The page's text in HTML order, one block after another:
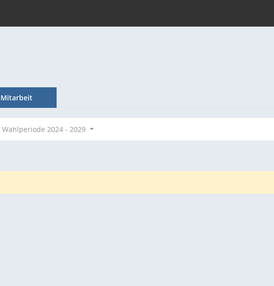
Mitarbeit
Wahlperiode 2024 - 2029